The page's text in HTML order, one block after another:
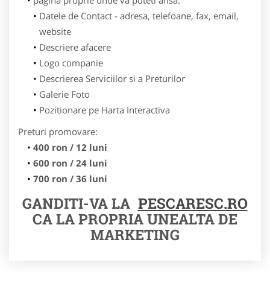
Datele de Contact - adresa, telefoane, fax, email,
website
Descriere afacere
Logo companie
Descrierea Serviciilor si a Preturilor
Galerie Foto
Pozitionare pe Harta Interactiva
Preturi promovare:
400 ron / 12 luni
600 ron / 24 luni
700 ron / 36 luni
GANDITI-VA LA PESCARESC.RO
CA LA PROPRIA UNEALTA DE
MARKETING